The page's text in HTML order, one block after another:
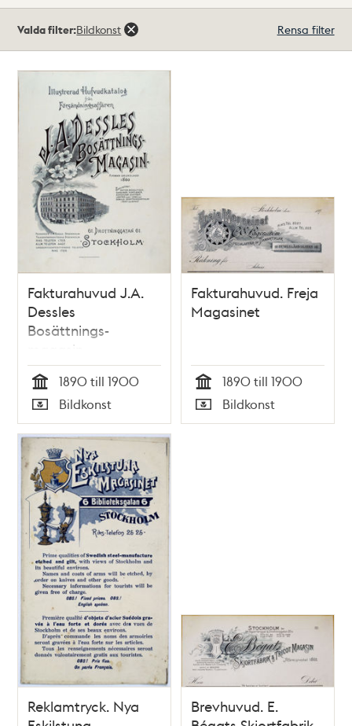
träffar
Valda filter:Bildkonst Rensa filter
Fakturahuvud J.A.
Dessles
Bosättnings-
magasin
Tid
1890 till 1900
Typ
Bildkonst
Fakturahuvud. Freja
Magasinet
Tid
1890 till 1900
Typ
Bildkonst
Reklamtryck. Nya
Brevhuvud. E.